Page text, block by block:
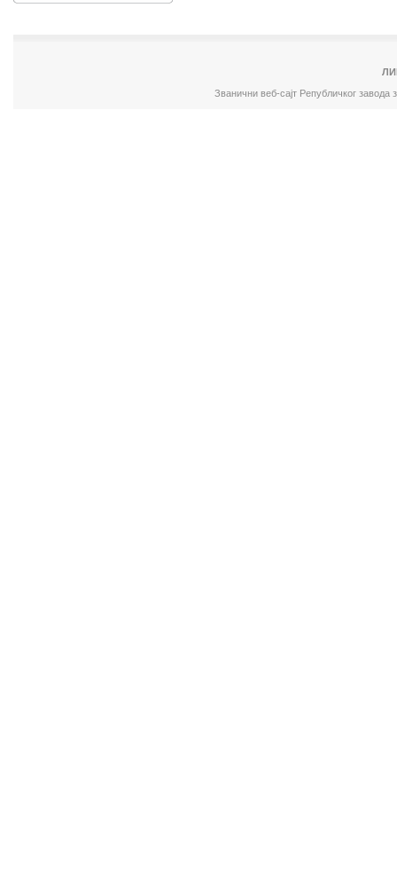
Званични веб-сајт Републичког